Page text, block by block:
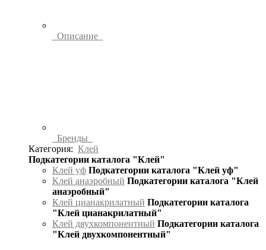
Описание
Бренды
Категория: Клей
Подкатегории каталога "Клей"
Клей уф Подкатегории каталога "Клей уф"
Клей анаэробный Подкатегории каталога "Клей
анаэробный"
Клей цианакрилатный Подкатегории каталога
"Клей цианакрилатный"
Клей двухкомпонентный Подкатегории каталога
"Клей двухкомпонентный"